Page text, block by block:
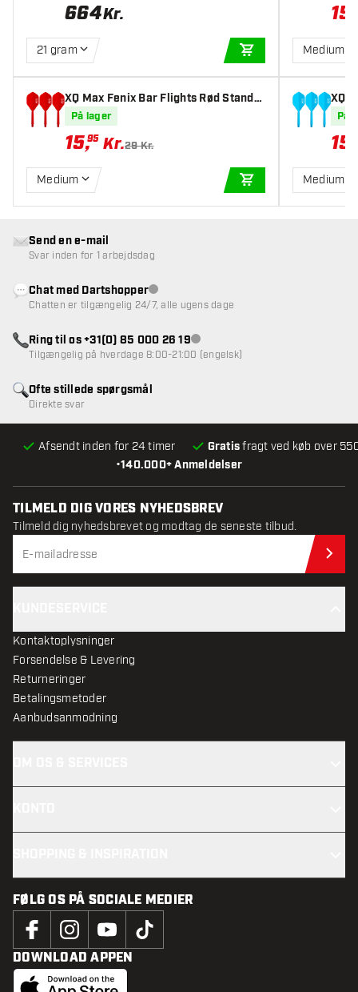
664Kr.
21 gram
TILFØJ TIL KURV
XQ Max Fenix Bar Flights Rød Standa
rd - Dart Flights
På lager
15,95 Kr.29 Kr.
Medium
TILFØJ TIL KURV
15
Medium
XQ
rd -
På
15
Medium
•140.000+ Anmeldelser
Afsendt inden for 24 timer Gratisfragt ved køb over
Ofte stillede spørgsmål
Direkte svar
Send en e-mail
Svar inden for 1 arbejdsdag
Chat med DartshopperKundeservice ikke tilgængelig
Chatten er tilgængelig 24/7, alle ugens dage
Ring til os +31(0) 85 000 26 19Kundeservice ikke tilgængelig
Tilgængelig på hverdage 8:00-21:00 (engelsk)
TILMELD DIG VORES NYHEDSBREV
Tilmeld dig nyhedsbrevet og modtag de seneste tilbud.
Kontaktoplysninger
Forsendelse & Levering
Returneringer
Betalingsmetoder
Aanbudsanmodning
FØLG OS PÅ SOCIALE MEDIER
DOWNLOAD APPEN